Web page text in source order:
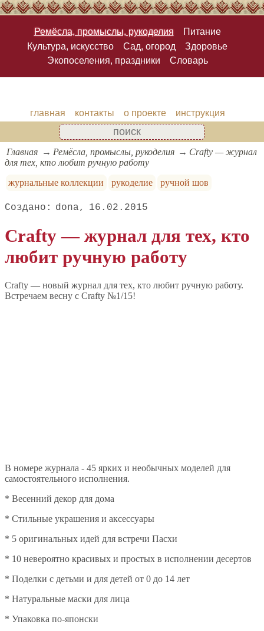
Ремёсла, промыслы, рукоделия
Питание
Культура, искусство
Сад, огород
Здоровье
Экопоселения, праздники
Словарь
главная контакты о проекте инструкция
Главная Ремёсла, промыслы, рукоделия
Crafty — журнал
для тех, кто любит ручную работу
журнальные коллекции
рукоделие ручной шов
dona 16.02.2015
Crafty — журнал для тех, кто
любит ручную работу
Crafty — новый журнал для тех, кто любит ручную работу.
Встречаем весну с Crafty №1/15!
В номере журнала - 45 ярких и необычных моделей для
самостоятельного исполнения.
* Весенний декор для дома
* Стильные украшения и аксессуары
* 5 оригинальных идей для встречи Пасхи
* 10 невероятно красивых и простых в исполнении десертов
* Поделки с детьми и для детей от 0 до 14 лет
* Натуральные маски для лица
* Упаковка по-японски